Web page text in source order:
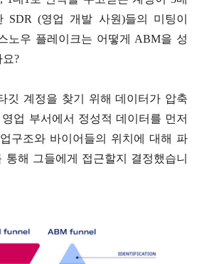
SDR (영업 개발 사원)들의 미팅이
노우 플레이크는 어떻게 ABM을 성
?
깃 계정을 찾기 위해 데이터가 압축
업 부서에서 정성적 데이터를 먼저
구조와 바이어들의 위치에 대해 파
통해 그들에게 접근할지 결정했습니